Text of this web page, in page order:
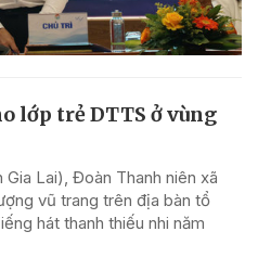
lớp trẻ DTTS ở vùng
Gia Lai), Đoàn Thanh niên xã
vũ trang trên địa bàn tổ
hát thanh thiếu nhi năm